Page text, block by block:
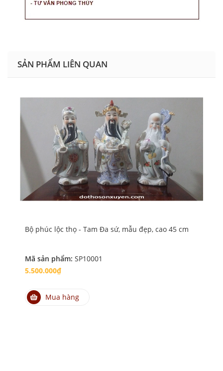
SẢN PHẨM LIÊN QUAN
Bộ phúc lộc thọ - Tam Đa sứ, mẫu đẹp, cao 45 cm
Mã sản phẩm: SP10001
5.500.000₫
Mua hàng